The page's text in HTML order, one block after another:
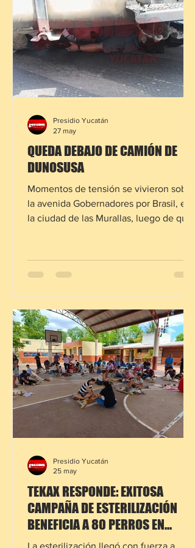
perdieron la vida, entre ellas dos
maestras de un plantel educativo del
puerto, hecho
QUEDA DEBAJO DE CAMIÓN DE
DUNOSUSA
Momentos de tensión se vivieron sobre
la avenida Gobernadores por Brasil, en
la ciudad de las Murallas, luego de que
vial. De acuerdo con los primeros
reportes, el conductor de la pesada
su costado derecho cuando colisionó
contra una motocicleta Italika. Tras el
impacto, tanto la moto como su
conductor terminaron debajo del
camión, generando alarma entre
testigos
Presidio Yucatán
27 may
TEKAX RESPONDE: EXITOSA
CAMPAÑA DE ESTERILIZACIÓN
BENEFICIA A 80 PERROS EN
TIEMPO RÉCORD
La esterilización llegó con fuerza a
Presidio Yucatán
25 may